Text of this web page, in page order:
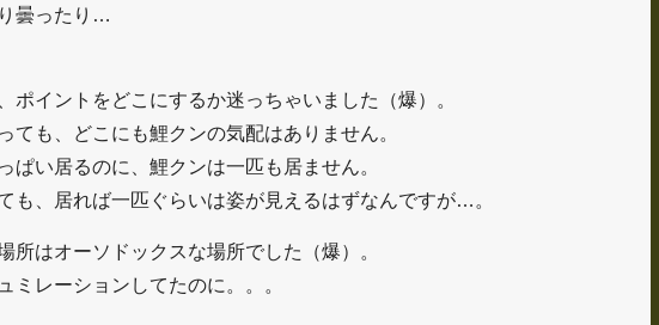
曇ったり…
ポイントをどこにするか迷っちゃいました（爆）。
ても、どこにも鯉クンの気配はありません。
ぱい居るのに、鯉クンは一匹も居ません。
も、居れば一匹ぐらいは姿が見えるはずなんですが…。
所はオーソドックスな場所でした（爆）。
ミレーションしてたのに。。。